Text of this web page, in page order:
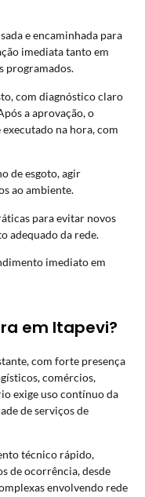
e encaminhada para
imediata tanto em
programados.
com diagnóstico claro
a aprovação, o
na hora, com
de esgoto, agir
ao ambiente.
para evitar novos
adequado da rede.
imediato em
em Itapevi?
com forte presença
comércios,
exige uso contínuo da
de serviços de
técnico rápido,
de ocorrência, desde
envolvendo rede